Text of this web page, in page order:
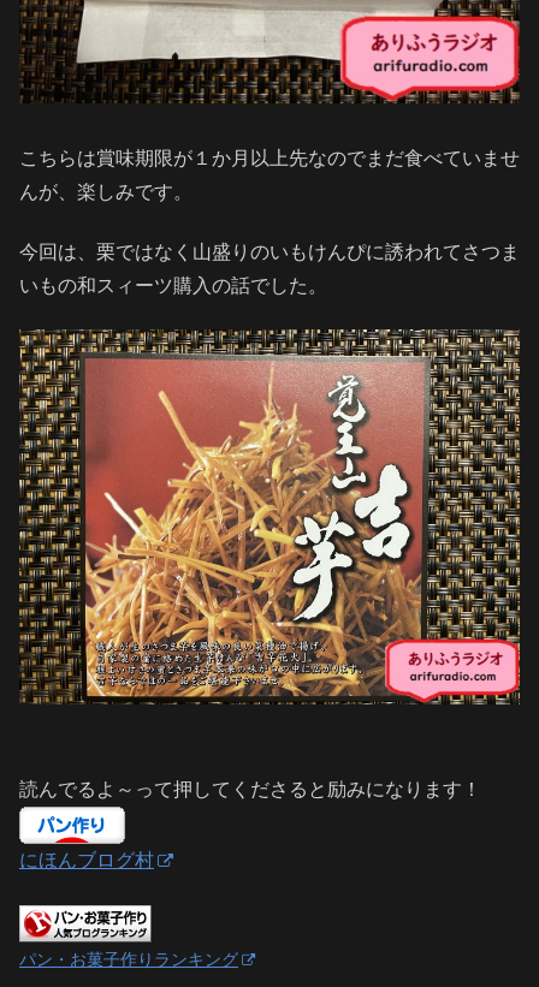
こちらは賞味期限が１か月以上先なのでまだ食べていませ
んが、楽しみです。
今回は、栗ではなく山盛りのいもけんぴに誘われてさつま
いもの和スィーツ購入の話でした。
読んでるよ～って押してくださると励みになります！
にほんブログ村
パン・お菓子作りランキング